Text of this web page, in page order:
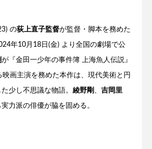
の荻上直子監督が監督・脚本を務めた
年10月18日(金) より全国の劇場で公
が『金田一少年の事件簿 上海魚人伝説』
画主演を務めた本作は、現代美術と円
少し不思議な物語。 綾野剛 、 吉岡里
実力派の俳優が脇を固める。